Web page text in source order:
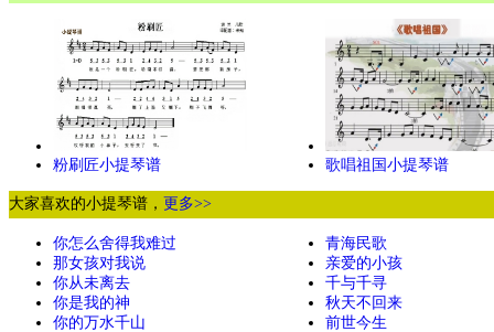
粉刷匠小提琴谱 歌唱祖国小提琴谱
大家喜欢的小提琴谱， 更多>>
你怎么舍得我难过
那女孩对我说
你从未离去
你是我的神
你的万水千山
青海民歌
亲爱的小孩
千与千寻
秋天不回来
前世今生